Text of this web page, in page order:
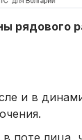
рядового
и в
лица,